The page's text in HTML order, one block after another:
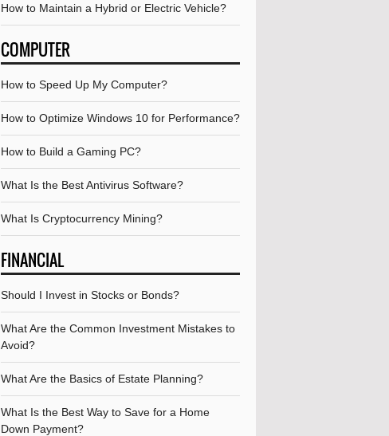
How to Maintain a Hybrid or Electric Vehicle?
COMPUTER
How to Speed Up My Computer?
How to Optimize Windows 10 for Performance?
How to Build a Gaming PC?
What Is the Best Antivirus Software?
What Is Cryptocurrency Mining?
FINANCIAL
Should I Invest in Stocks or Bonds?
What Are the Common Investment Mistakes to
Avoid?
What Are the Basics of Estate Planning?
What Is the Best Way to Save for a Home
Down Payment?